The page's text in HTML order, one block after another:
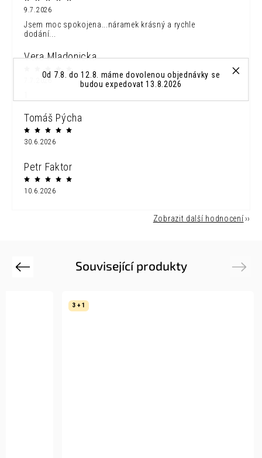
Od 7.8. do 12.8. máme dovolenou objednávky se
budou expedovat 13.8.2026
9.7.2026
Jsem moc spokojena...náramek krásný a rychle
dodání...
Vera Mladonicka
Tomáš Pýcha
30.6.2026
Petr Faktor
10.6.2026
Zobrazit další hodnocení
Související produkty
Previous
3 + 1
Next